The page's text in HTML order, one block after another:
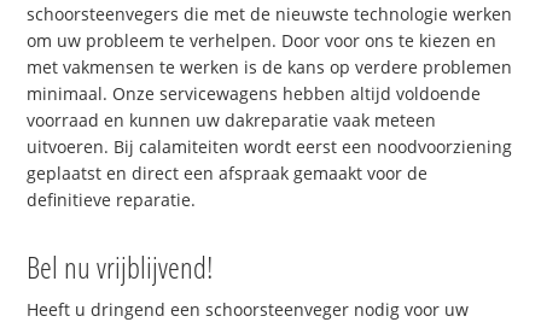
schoorsteenvegers die met de nieuwste technologie werken
om uw probleem te verhelpen. Door voor ons te kiezen en
met vakmensen te werken is de kans op verdere problemen
minimaal. Onze servicewagens hebben altijd voldoende
voorraad en kunnen uw dakreparatie vaak meteen
uitvoeren. Bij calamiteiten wordt eerst een noodvoorziening
geplaatst en direct een afspraak gemaakt voor de
definitieve reparatie.
Bel nu vrijblijvend!
Heeft u dringend een schoorsteenveger nodig voor uw